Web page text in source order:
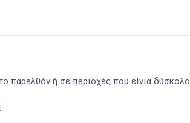
παρελθόν ή σε περιοχές που είνια δύσκολο